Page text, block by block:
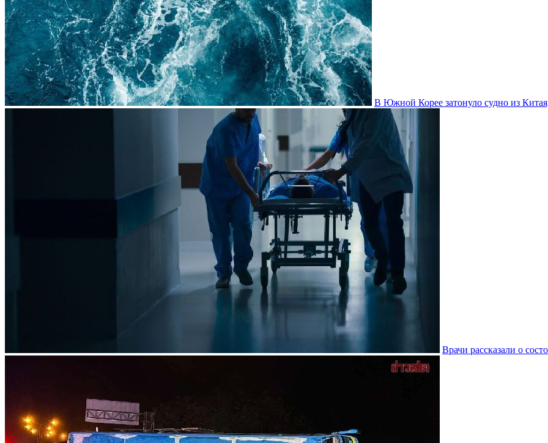
В Южной Корее затонуло судно из
Врачи рассказали о